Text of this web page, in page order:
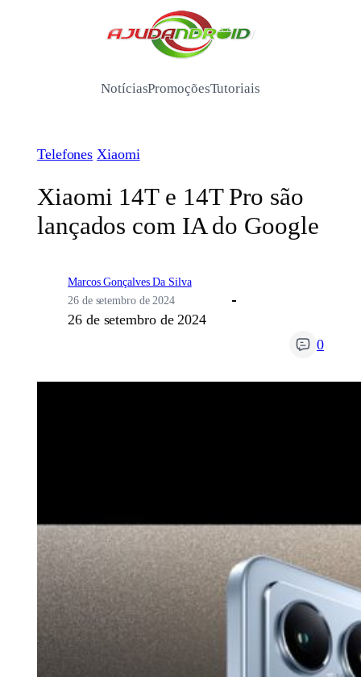
/
NotíciasPromoçõesTutoriais
Telefones Xiaomi
Xiaomi 14T e 14T Pro são
lançados com IA do Google
Marcos Gonçalves Da Silva
26 de setembro de 2024
26 de setembro de 2024
0